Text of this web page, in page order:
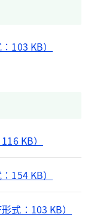
103 KB）
KB）
154 KB）
式：103 KB）